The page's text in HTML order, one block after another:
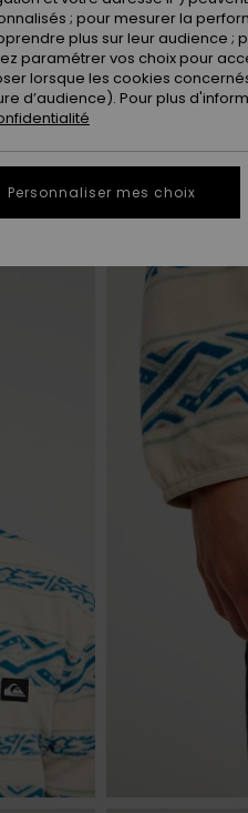
; pour mesurer la
plus sur leur audience ;
paramétrer vos choix pour
lorsque les cookies
d’audience). Pour plus
Personnaliser mes choix